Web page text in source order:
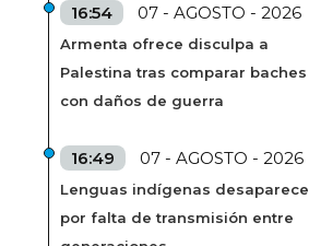
16:54 07 - AGOSTO - 2026
Armenta ofrece disculpa a
Palestina tras comparar baches
con daños de guerra
16:49 07 - AGOSTO - 2026
Lenguas indígenas
por falta de transmisión entre